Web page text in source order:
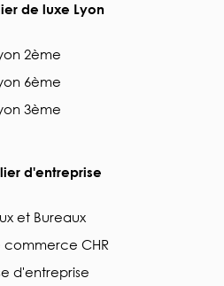
de luxe Lyon
2ème
6ème
3ème
d'entreprise
et Bureaux
commerce CHR
d'entreprise